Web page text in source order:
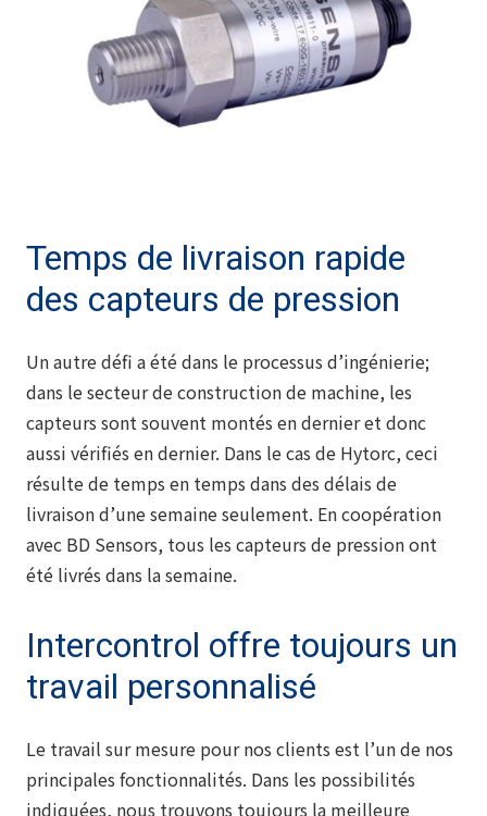
Temps de livraison rapide
des capteurs de pression
Un autre défi a été dans le processus d’ingénierie;
dans le secteur de construction de machine, les
capteurs sont souvent montés en dernier et donc
aussi vérifiés en dernier. Dans le cas de Hytorc, ceci
résulte de temps en temps dans des délais de
livraison d’une semaine seulement. En coopération
avec BD Sensors, tous les capteurs de pression ont
été livrés dans la semaine.
Intercontrol offre toujours un
travail personnalisé
Le travail sur mesure pour nos clients est l’un de nos
principales fonctionnalités. Dans les possibilités
indiquées, nous trouvons toujours la meilleure